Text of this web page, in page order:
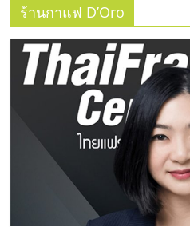
SME
แห่ง
ประเทศไท
รวม
ร้านกาแฟ D’Oro